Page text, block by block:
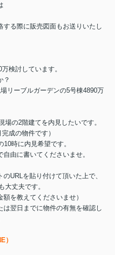
する際に販売図面もお送りいたし
検討しています。
？
リーブルガーデンの5号棟4890万
場の2階建てを内見したいです。
成の物件です）
時に内見希望です。
由に書いてくださいませ。
URLを貼り付けて頂いた上で、
大丈夫です。
額を教えてくださいませ）
翌日までに物件の有無を確認し
）